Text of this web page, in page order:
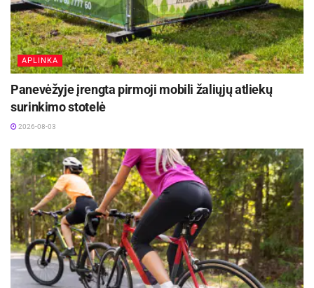
Daugiau nuotraukųFacebook
Žymos: Panevėžio sporto centras
APLINKA
Panevėžyje įrengta pirmoji mobili žaliųjų atliekų
surinkimo stotelė
2026-08-03